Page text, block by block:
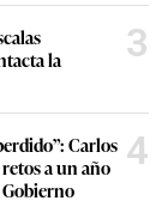
la
3
Carlos
a un año
Gobierno
4